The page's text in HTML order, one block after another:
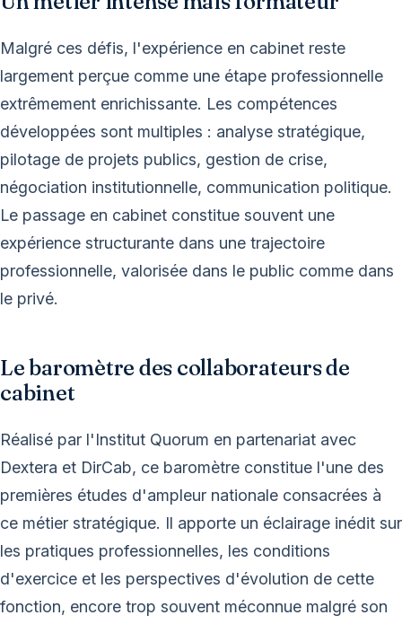
Malgré ces défis, l'expérience en cabinet reste
largement perçue comme une étape professionnelle
extrêmement enrichissante. Les compétences
développées sont multiples : analyse stratégique,
pilotage de projets publics, gestion de crise,
négociation institutionnelle, communication politique.
Le passage en cabinet constitue souvent une
expérience structurante dans une trajectoire
professionnelle, valorisée dans le public comme dans
le privé.
Le baromètre des collaborateurs de
cabinet
Réalisé par l'Institut Quorum en partenariat avec
Dextera et DirCab, ce baromètre constitue l'une des
premières études d'ampleur nationale consacrées à
ce métier stratégique. Il apporte un éclairage inédit sur
les pratiques professionnelles, les conditions
d'exercice et les perspectives d'évolution de cette
fonction, encore trop souvent méconnue malgré son